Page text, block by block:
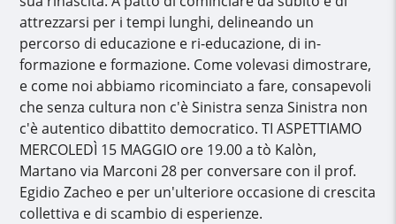
attrezzarsi per i tempi lunghi, delineando un
percorso di educazione e ri-educazione, di in-
formazione e formazione. Come volevasi dimostrare,
e come noi abbiamo ricominciato a fare, consapevoli
che senza cultura non c'è Sinistra senza Sinistra non
c'è autentico dibattito democratico. TI ASPETTIAMO
MERCOLEDÌ 15 MAGGIO ore 19.00 a tò Kalòn,
Martano via Marconi 28 per conversare con il prof.
Egidio Zacheo e per un'ulteriore occasione di crescita
collettiva e di scambio di esperienze.